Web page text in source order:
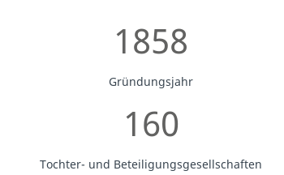
1858
Gründungsjahr
160
Tochter- und Beteiligungsgesellschaften